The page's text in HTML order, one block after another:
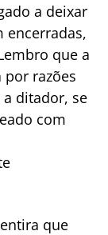
a deixar
encerradas,
que a
por razões
ditador, se
com
que